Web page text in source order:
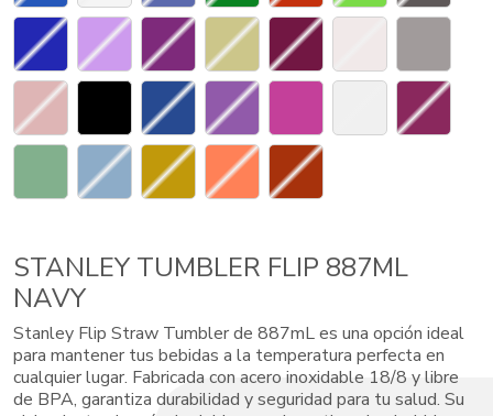
STANLEY TUMBLER FLIP 887ML
NAVY
Stanley Flip Straw Tumbler de 887mL es una opción ideal
para mantener tus bebidas a la temperatura perfecta en
cualquier lugar. Fabricada con acero inoxidable 18/8 y libre
de BPA, garantiza durabilidad y seguridad para tu salud. Su